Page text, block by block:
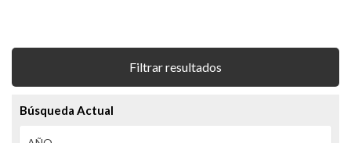
Filtrar resultados
Búsqueda Actual